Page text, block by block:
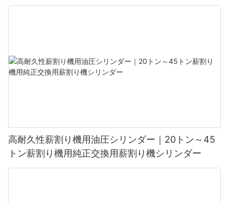
高耐久性薪割り機用油圧シリンダー｜20トン～45
トン薪割り機用純正交換用薪割り機シリンダー